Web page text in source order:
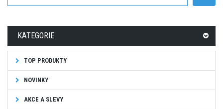
KATEGORIE
TOP PRODUKTY
NOVINKY
AKCE A SLEVY